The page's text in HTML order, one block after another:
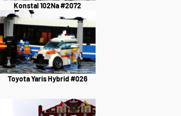
Konstal 102Na #2072
Toyota Yaris Hybrid #026